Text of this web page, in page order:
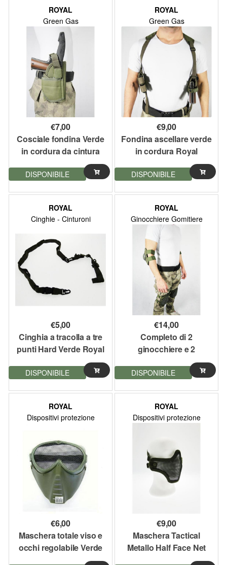
ROYAL
Green Gas
€7,00
Cosciale fondina Verde
in cordura da cintura
DISPONIBILE
ROYAL
Green Gas
€9,00
Fondina ascellare verde
in cordura Royal
DISPONIBILE
ROYAL
Cinghie - Cinturoni
€5,00
Cinghia a tracolla a tre
punti Hard Verde Royal
DISPONIBILE
ROYAL
Ginocchiere Gomitiere
€14,00
Completo di 2
ginocchiere e 2
gomitiere Verde Militare
Royal
DISPONIBILE
ROYAL
Dispositivi protezione
€6,00
Maschera totale viso e
occhi regolabile Verde
ROYAL
Dispositivi protezione
€9,00
Maschera Tactical
Metallo Half Face Net